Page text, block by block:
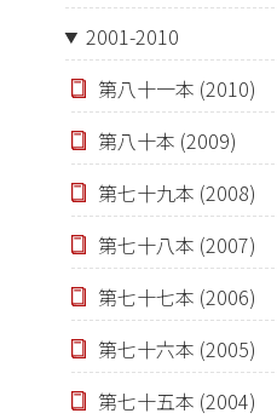
2001-2010
第八十一本 (2010)
第八十本 (2009)
第七十九本 (2008)
第七十八本 (2007)
第七十七本 (2006)
第七十六本 (2005)
第七十五本 (2004)